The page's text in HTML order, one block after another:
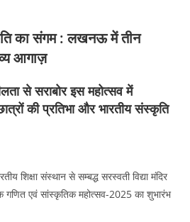
का संगम : लखनऊ में तीन
आगाज़
से सराबोर इस महोत्सव में
की प्रतिभा और भारतीय संस्कृति
शिक्षा संस्थान से सम्बद्ध सरस्वती विद्या मंदिर
गणित एवं सांस्कृतिक महोत्सव-2025 का शुभारंभ